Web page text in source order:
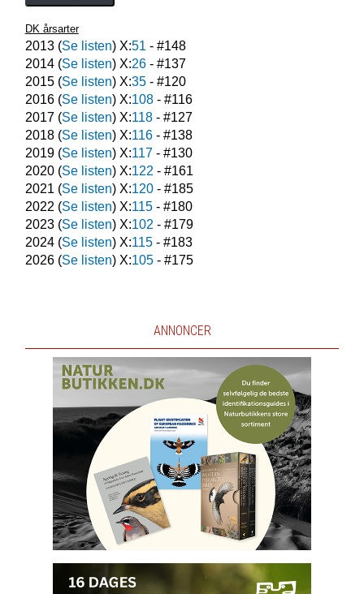
DK årsarter
2013(Se listen) X:51 - #148
2014(Se listen) X:26- #137
2015(Se listen) X:35- #120
2016(Se listen) X:108- #116
2017(Se listen) X:118- #127
2018(Se listen) X:116- #138
2019(Se listen) X:117- #130
2020(Se listen) X:122 - #161
2021 (Se listen) X:120- #185
2022 (Se listen) X:115- #180
2023(Se listen) X:102 - #179
2024(Se listen) X:115- #183
2026(Se listen) X:105- #175
ANNONCER